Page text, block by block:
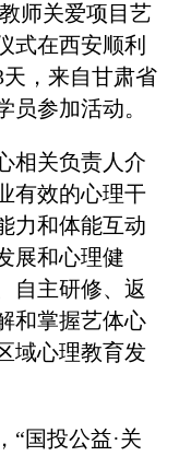
师关爱项目艺
式在西安顺利
，来自甘肃省
员参加活动。
相关负责人介
有效的心理干
力和体能互动
展和心理健
自主研修、返
和掌握艺体心
域心理教育发
“国投公益·关